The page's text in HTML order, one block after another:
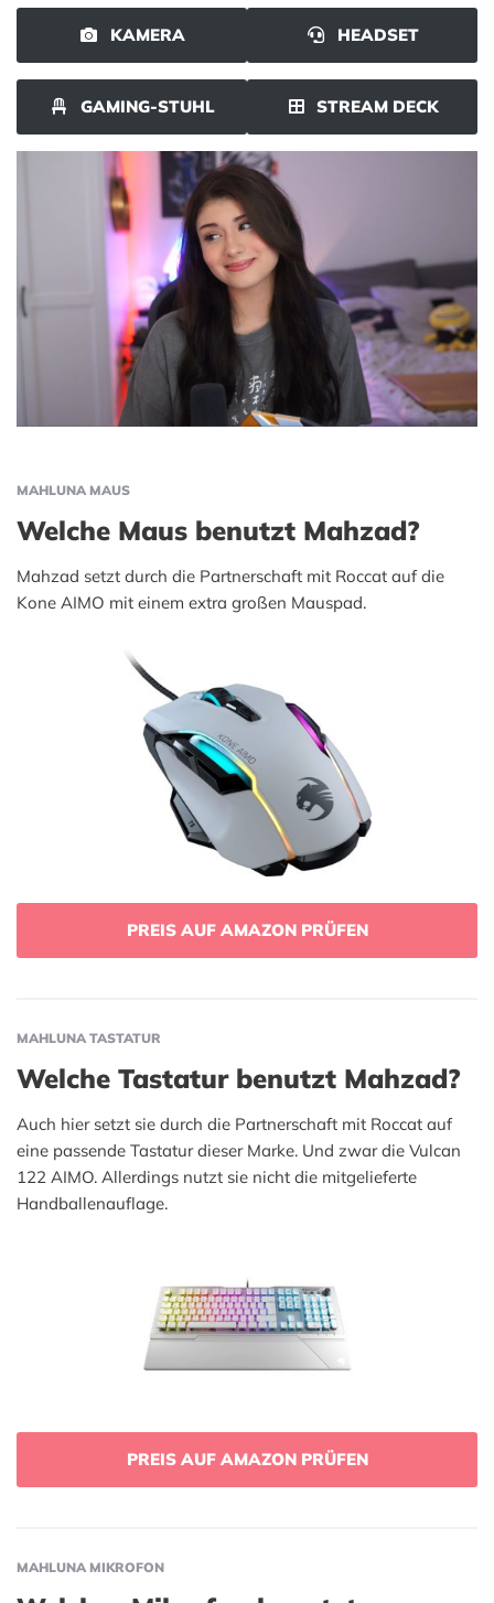
KAMERA HEADSET
GAMING-STUHL STREAM DECK
MAHLUNA MAUS
Welche Maus benutzt Mahzad?
Mahzad setzt durch die Partnerschaft mit Roccat auf die
Kone AIMO mit einem extra großen Mauspad.
PREIS AUF AMAZON PRÜFEN
MAHLUNA TASTATUR
Welche Tastatur benutzt Mahzad?
Auch hier setzt sie durch die Partnerschaft mit Roccat auf
eine passende Tastatur dieser Marke. Und zwar die Vulcan
122 AIMO. Allerdings nutzt sie nicht die mitgelieferte
Handballenauflage.
PREIS AUF AMAZON PRÜFEN
MAHLUNA MIKROFON